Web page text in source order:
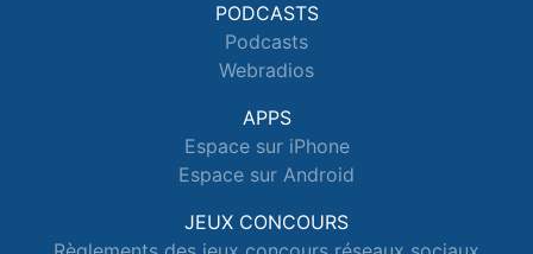
PODCASTS
Podcasts
Webradios
APPS
Espace sur iPhone
Espace sur Android
JEUX CONCOURS